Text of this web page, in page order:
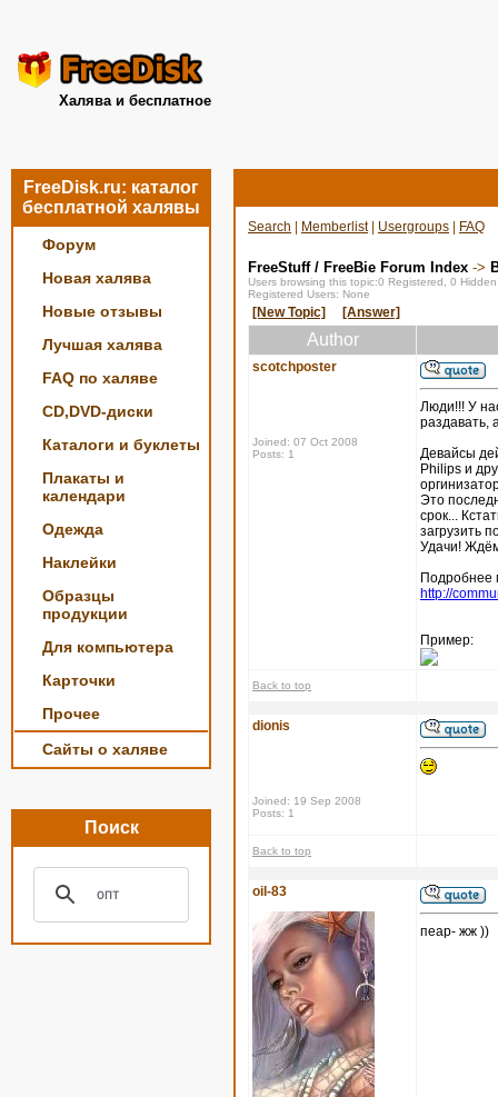
Халява и бесплатное
FreeDisk.ru: каталог
бесплатной халявы
Форум
Новая халява
Новые отзывы
Лучшая халява
FAQ по халяве
CD,DVD-диски
Каталоги и буклеты
Плакаты и
календари
Одежда
Наклейки
Образцы
продукции
Для компьютера
Карточки
Прочее
Сайты о халяве
Поиск
Search Memberlist| Usergroups FAQ
FreeStuff / FreeBie Forum Index ->
Users browsing this topic:0 Registered, 0
Registered Users: None
[New Topic] [Answer]
Author
scotchposter
Joined: 07 Oct 2008
Posts: 1
Люди!!! У
раздавать,
Девайсы
Philips и
Это
срок...
загрузить
Удачи!
Подробнее
http://
Пример:
Back to top
dionis
Joined: 19 Sep 2008
Posts: 1
Back to top
oil-83
пеар- жж ))